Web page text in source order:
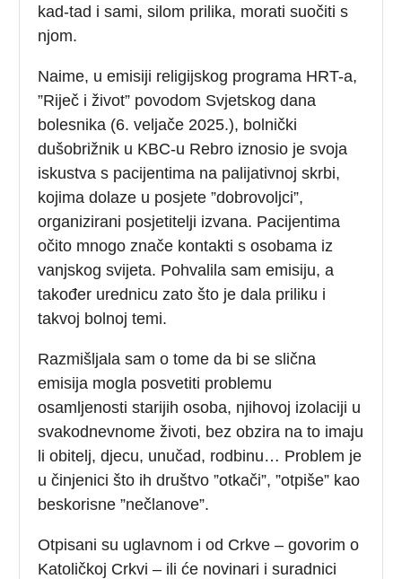
kad-tad i sami, silom prilika, morati suočiti s
njom.
Naime, u emisiji religijskog programa HRT-a,
”Riječ i život” povodom Svjetskog dana
bolesnika (6. veljače 2025.), bolnički
dušobrižnik u KBC-u Rebro iznosio je svoja
iskustva s pacijentima na palijativnoj skrbi,
kojima dolaze u posjete ”dobrovoljci”,
organizirani posjetitelji izvana. Pacijentima
očito mnogo znače kontakti s osobama iz
vanjskog svijeta. Pohvalila sam emisiju, a
također urednicu zato što je dala priliku i
takvoj bolnoj temi.
Razmišljala sam o tome da bi se slična
emisija mogla posvetiti problemu
osamljenosti starijih osoba, njihovoj izolaciji u
svakodnevnome životi, bez obzira na to imaju
li obitelj, djecu, unučad, rodbinu… Problem je
u činjenici što ih društvo ”otkači”, ”otpiše” kao
beskorisne ”nečlanove”.
Otpisani su uglavnom i od Crkve – govorim o
Katoličkoj Crkvi – ili će novinari i suradnici